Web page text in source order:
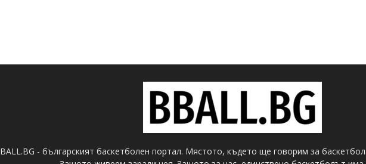
- българският баскетболен портал. Мястото, където ще говорим за